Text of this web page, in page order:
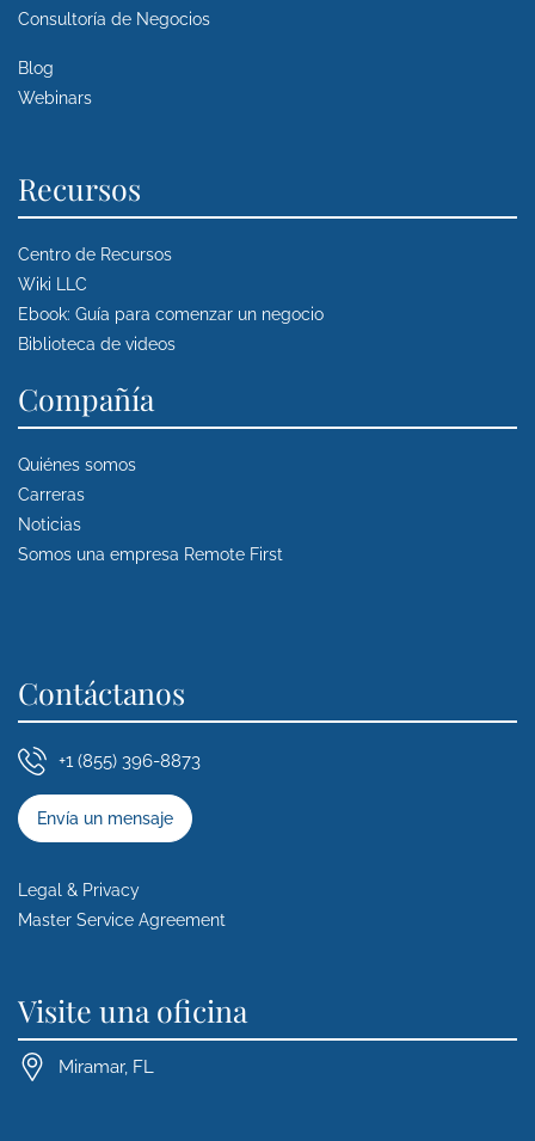
Consultoría de Negocios
Blog
Webinars
Recursos
Centro de Recursos
Wiki LLC
Ebook: Guía para comenzar un negocio
Biblioteca de videos
Compañía
Quiénes somos
Carreras
Noticias
Somos una empresa Remote First
Contáctanos
+1 (855) 396-8873
Envía un mensaje
Legal & Privacy
Master Service Agreement
Visite una oficina
Miramar, FL